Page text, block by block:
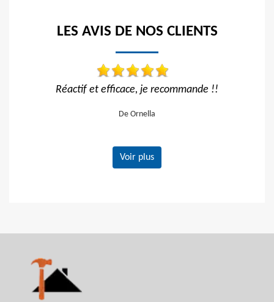
LES AVIS DE NOS CLIENTS
efficace, je recommande !!
Voir plus